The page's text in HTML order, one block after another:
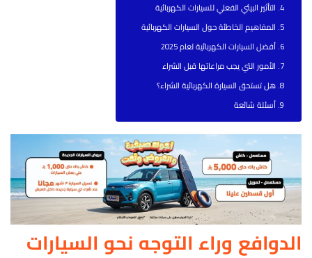
التأثير البيئي الفعلي للسيارات الكهربائية
المفاهيم الخاطئة حول السيارات الكهربائية
أفضل السيارات الكهربائية لعام 2025
الأمور التي يجب مراعاتها قبل الشراء
هل تستحق السيارة الكهربائية الشراء؟
أسئلة شائعة
الدوافع وراء التوجه نحو السيارات